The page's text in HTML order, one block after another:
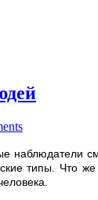
наблюдатели
типы. Что